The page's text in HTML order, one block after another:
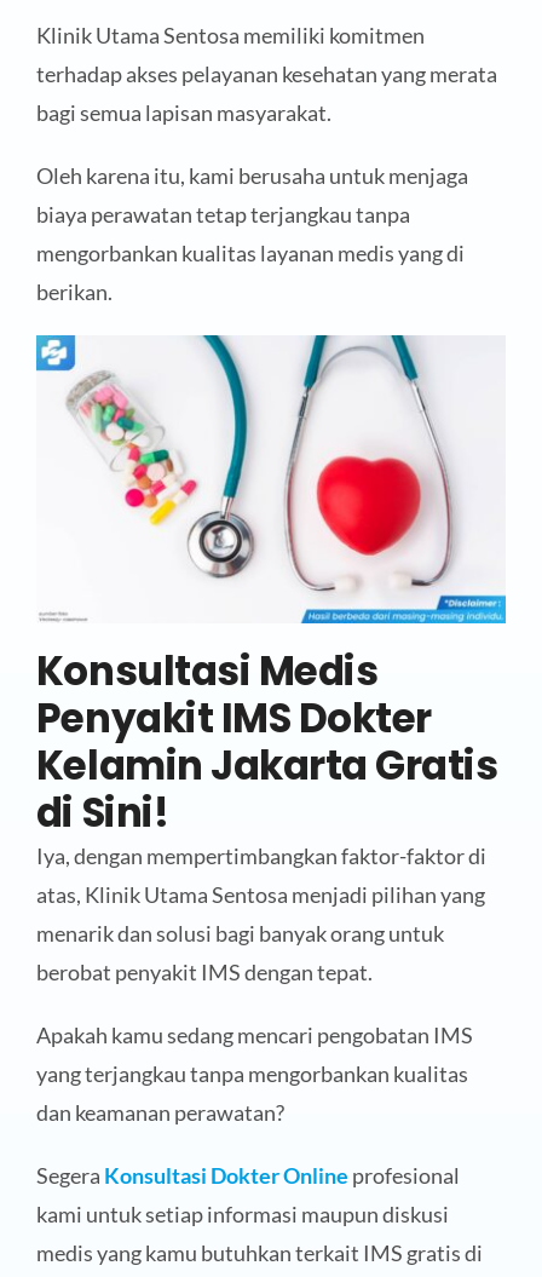
Klinik Utama Sentosa memiliki komitmen
terhadap akses pelayanan kesehatan yang merata
bagi semua lapisan masyarakat.
Oleh karena itu, kami berusaha untuk menjaga
biaya perawatan tetap terjangkau tanpa
mengorbankan kualitas layanan medis yang di
berikan.
Konsultasi Medis
Penyakit IMS Dokter
Kelamin Jakarta Gratis
di Sini!
Iya, dengan mempertimbangkan faktor-faktor di
atas, Klinik Utama Sentosa menjadi pilihan yang
menarik dan solusi bagi banyak orang untuk
berobat penyakit IMS dengan tepat.
Apakah kamu sedang mencari pengobatan IMS
yang terjangkau tanpa mengorbankan kualitas
dan keamanan perawatan?
Segera Konsultasi Dokter Online profesional
kami untuk setiap informasi maupun diskusi
medis yang kamu butuhkan terkait IMS gratis di